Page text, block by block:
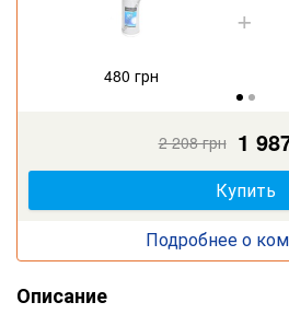
480 грн
2 208 грн 1
Купить
2 208 грн 1
Купить
Подробнее о
Описание